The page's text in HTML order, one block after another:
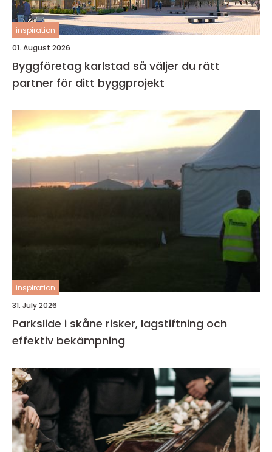
inspiration
01. August 2026
Byggföretag karlstad så väljer du rätt
partner för ditt byggprojekt
inspiration
31. July 2026
Parkslide i skåne risker, lagstiftning och
effektiv bekämpning